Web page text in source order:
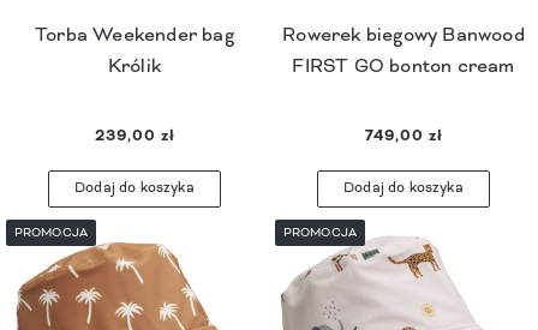
Torba Weekender bag
Królik
239,00 zł
Dodaj do koszyka
Rowerek biegowy Banwood
FIRST GO bonton cream
749,00 zł
Dodaj do koszyka
PROMOCJA PROMOCJA